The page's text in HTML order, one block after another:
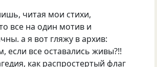
читая мои стихи,
все на один мотив и
а я вот гляжу в архив:
если все оставались живы?!!
как распростертый флаг